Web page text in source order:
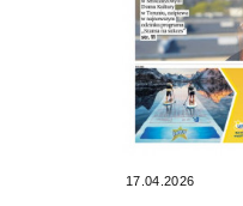
17.04.2026